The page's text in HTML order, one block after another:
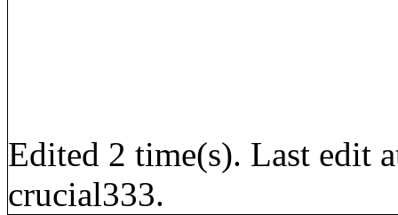
Edited 2 time(s). Last edit
crucial333.